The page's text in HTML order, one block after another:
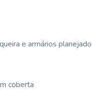
e armários
coberta